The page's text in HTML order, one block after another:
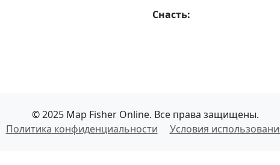
Снасть:
© 2025 Map Fisher Online. Все права защищены.
Политика конфиденциальности
Условия